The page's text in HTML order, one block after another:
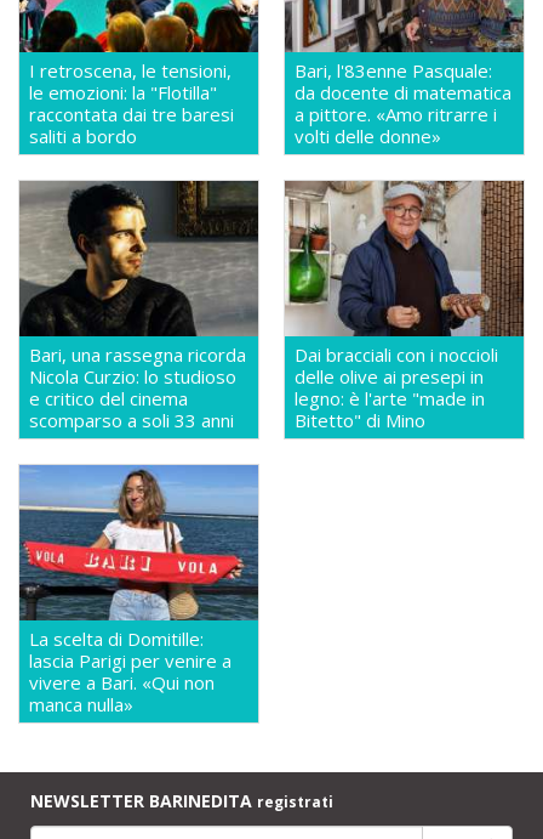
I retroscena, le tensioni,
le emozioni: la "Flotilla"
raccontata dai tre baresi
saliti a bordo
Bari, l'83enne Pasquale:
da docente di matematica
a pittore. «Amo ritrarre i
volti delle donne»
Bari, una rassegna ricorda
Nicola Curzio: lo studioso
e critico del cinema
scomparso a soli 33 anni
Dai bracciali con i noccioli
delle olive ai presepi in
legno: è l'arte "made in
Bitetto" di Mino
La scelta di Domitille:
lascia Parigi per venire a
vivere a Bari. «Qui non
manca nulla»
NEWSLETTER BARINEDITA registrati